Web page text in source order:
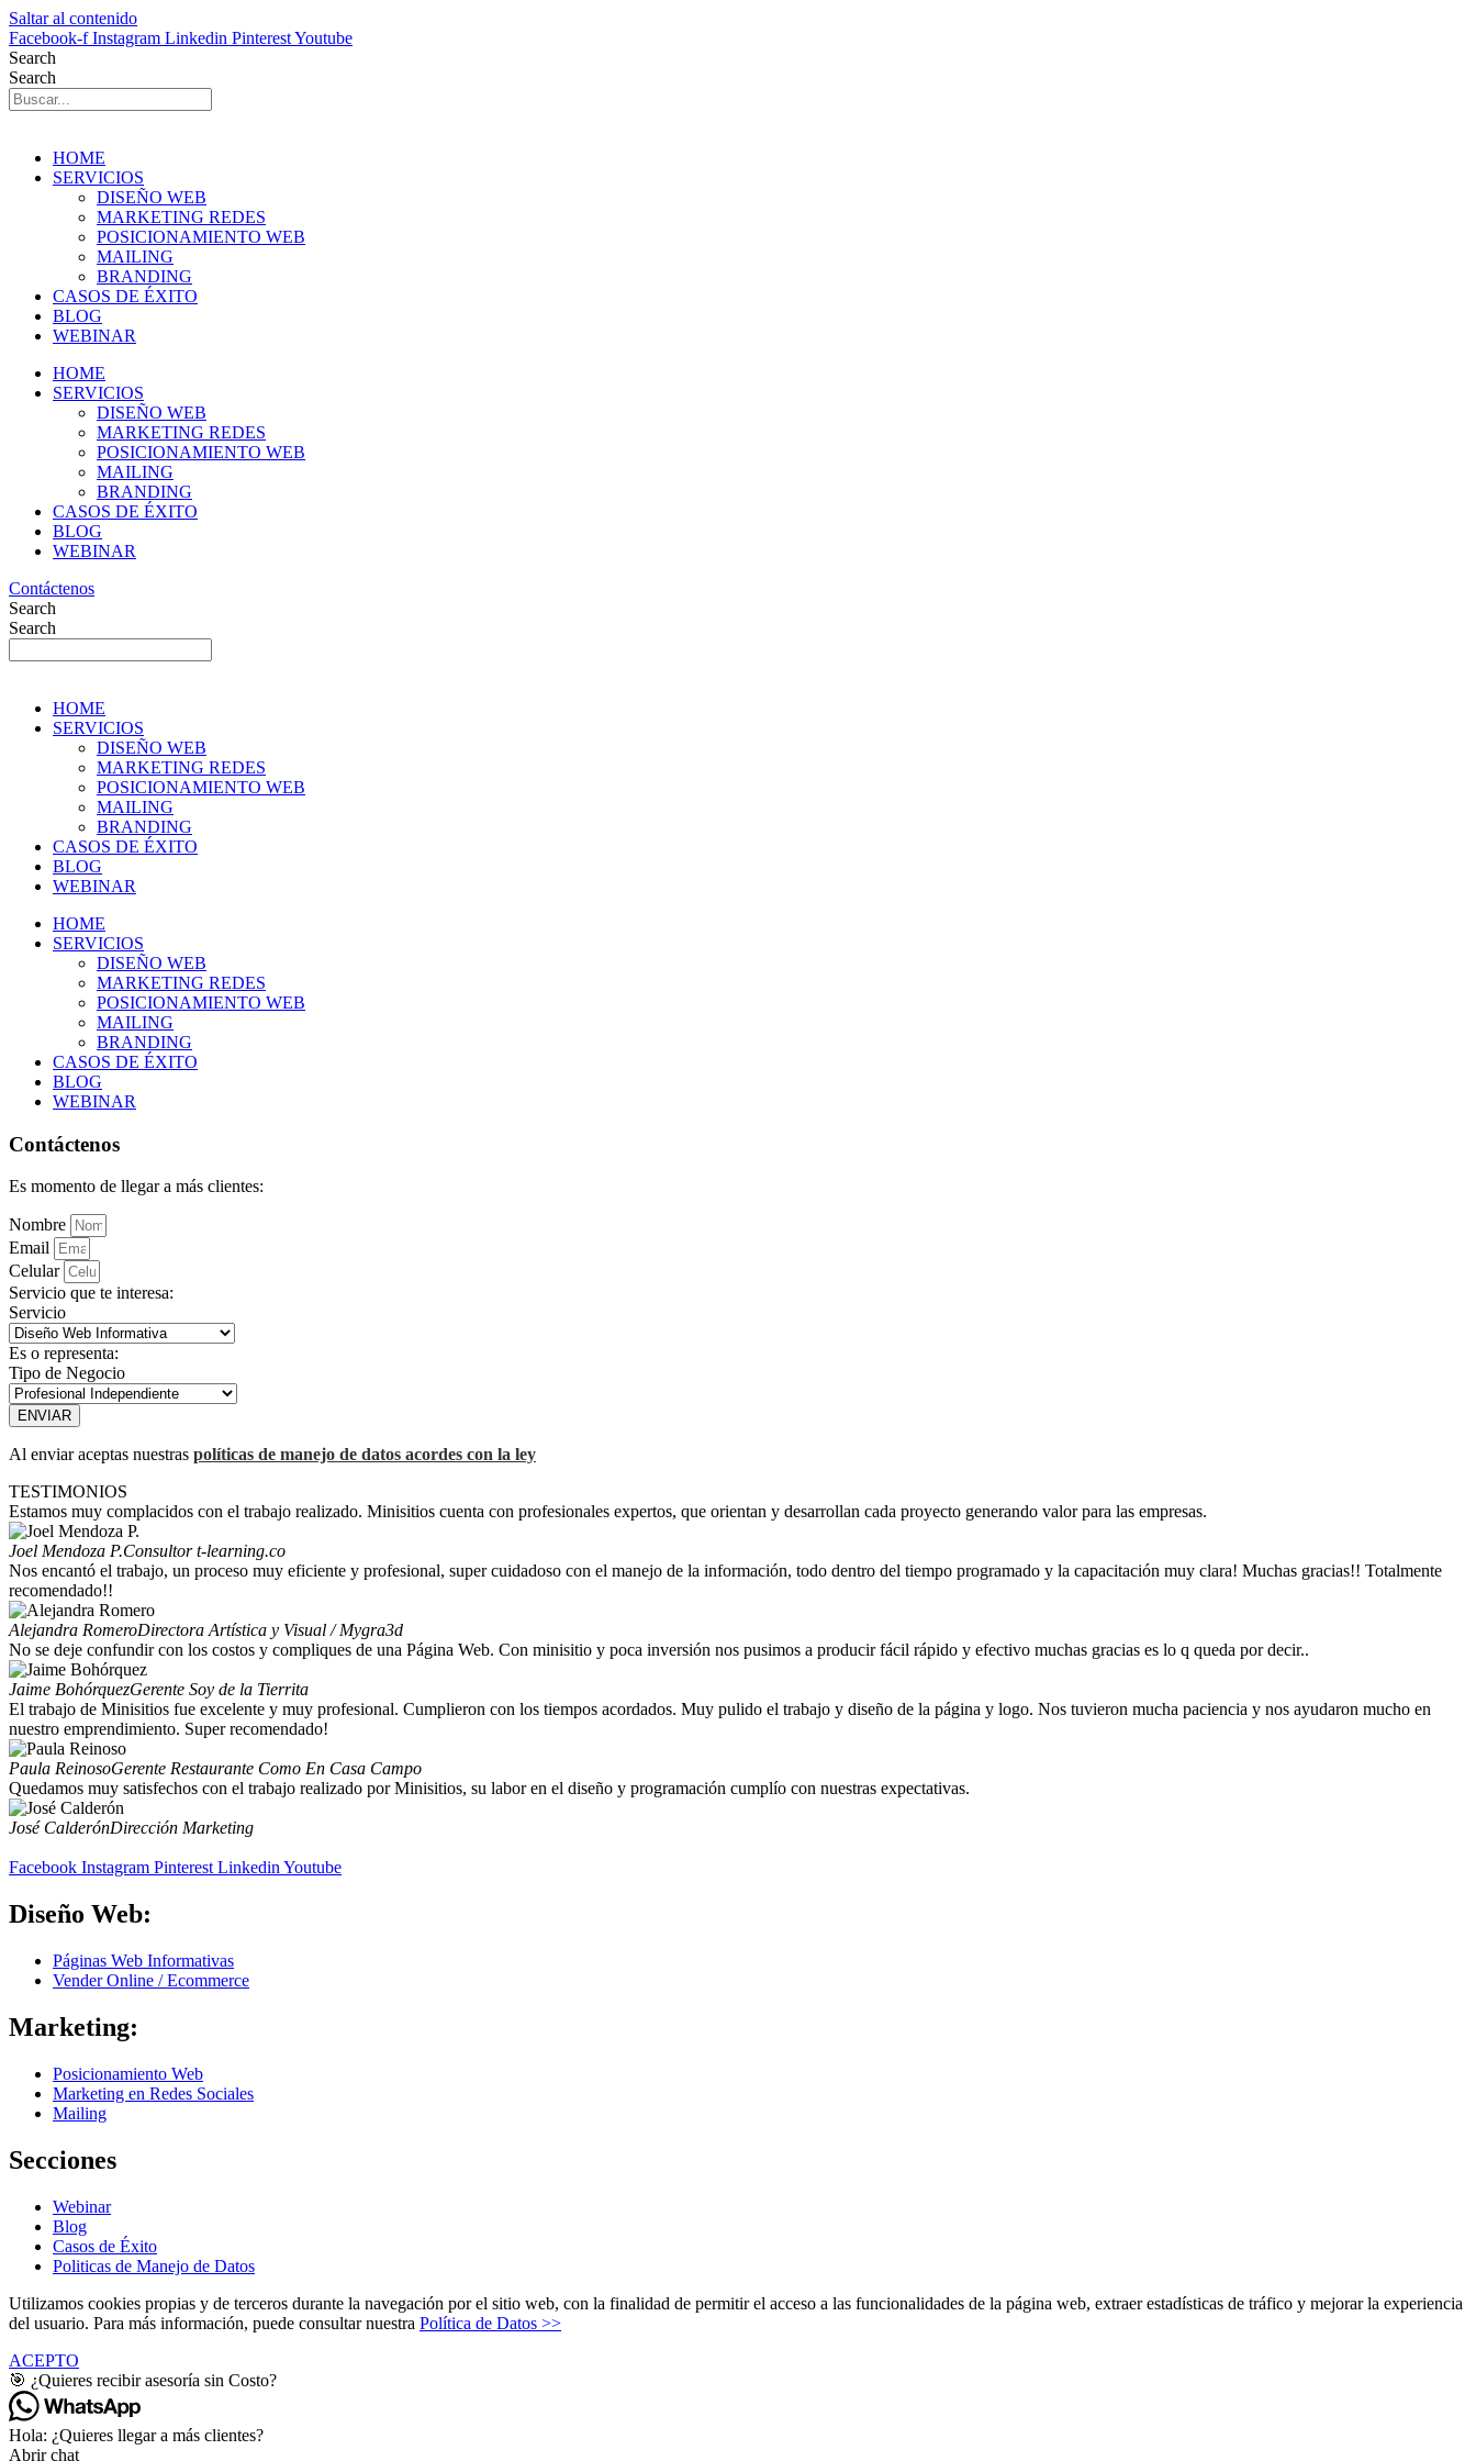
Saltar al contenido
Facebook-f Instagram Linkedin PinterestYoutube
Search
Search
HOME
SERVICIOS
DISEÑO WEB
MARKETING REDES
POSICIONAMIENTO WEB
MAILING
BRANDING
CASOS DE ÉXITO
BLOG
WEBINAR
HOME
SERVICIOS
DISEÑO WEB
MARKETING REDES
POSICIONAMIENTO WEB
MAILING
BRANDING
CASOS DE ÉXITO
BLOG
WEBINAR
Contáctenos
Search
Search
HOME
SERVICIOS
DISEÑO WEB
MARKETING REDES
POSICIONAMIENTO WEB
MAILING
BRANDING
CASOS DE ÉXITO
BLOG
WEBINAR
HOME
SERVICIOS
DISEÑO WEB
MARKETING REDES
POSICIONAMIENTO WEB
MAILING
BRANDING
CASOS DE ÉXITO
BLOG
WEBINAR
Contáctenos
Es momento de llegar a más clientes:
Nombre
Email
Celular
Servicio que te interesa:
Servicio
Es o representa:
Tipo de Negocio
ENVIAR
Al enviar aceptas nuestras políticas de manejo de datos acordes con la ley
TESTIMONIOS
Estamos muy complacidos con el trabajo realizado. Minisitios cuenta con profesionales expertos, que orientan y desarrollan cada proyecto generando valor para las empresas.
Joel Mendoza P.Consultor t-learning.co
Nos encantó el trabajo, un proceso muy eficiente y profesional, super cuidadoso con el manejo de la información, todo dentro del tiempo programado y la capacitación muy clara! Muchas gracias!! Totalmente
recomendado!!
Alejandra RomeroDirectora Artística y Visual / Mygra3d
No se deje confundir con los costos y compliques de una Página Web. Con minisitio y poca inversión nos pusimos a producir fácil rápido y efectivo muchas gracias es lo q queda por decir..
Jaime BohórquezGerente Soy de la Tierrita
El trabajo de Minisitios fue excelente y muy profesional. Cumplieron con los tiempos acordados. Muy pulido el trabajo y diseño de la página y logo. Nos tuvieron mucha paciencia y nos ayudaron mucho en
nuestro emprendimiento. Super recomendado!
Paula ReinosoGerente Restaurante Como En Casa Campo
Quedamos muy satisfechos con el trabajo realizado por Minisitios, su labor en el diseño y programación cumplío con nuestras expectativas.
José CalderónDirección Marketing
Facebook Instagram Pinterest LinkedinYoutube
Diseño Web:
Páginas Web Informativas
Vender Online / Ecommerce
Marketing:
Posicionamiento Web
Marketing en Redes Sociales
Mailing
Secciones
Webinar
Blog
Casos de Éxito
Politicas de Manejo de Datos
Utilizamos cookies propias y de terceros durante la navegación por el sitio web, con la finalidad de permitir el acceso a las funcionalidades de la página web, extraer estadísticas de tráfico y mejorar la experiencia
del usuario. Para más información, puede consultar nuestra Política de Datos >>
ACEPTO
🎯 ¿Quieres recibir asesoría sin Costo?
Hola: ¿Quieres llegar a más clientes?
Abrir chat